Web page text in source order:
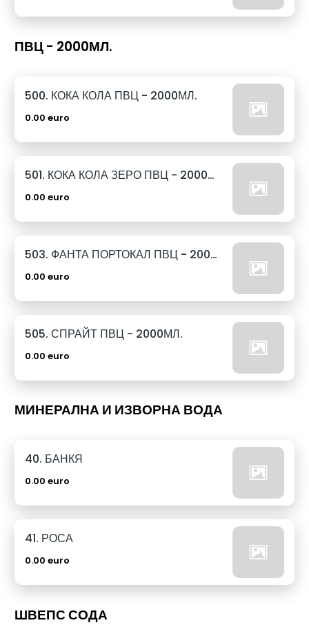
ПВЦ - 2000МЛ.
500. КОКА КОЛА ПВЦ - 2000МЛ.
0.00 euro
501. КОКА КОЛА ЗЕРО ПВЦ - 2000МЛ.
0.00 euro
503. ФАНТА ПОРТОКАЛ ПВЦ - 2000МЛ.
0.00 euro
505. СПРАЙТ ПВЦ - 2000МЛ.
0.00 euro
МИНЕРАЛНА И ИЗВОРНА ВОДА
40. БАНКЯ
0.00 euro
41. РОСА
0.00 euro
ШВЕПС СОДА